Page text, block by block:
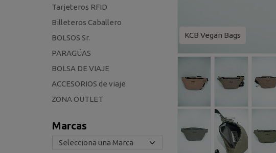
Tarjeteros RFID
Billeteros Caballero
BOLSOS Sr.
PARAGÜAS
BOLSA DE VIAJE
ACCESORIOS de viaje
ZONA OUTLET
Marcas
KCB Vegan Bags